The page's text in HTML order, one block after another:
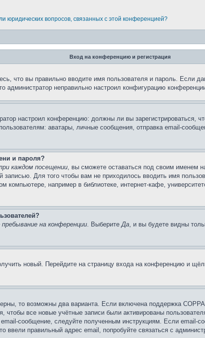
юридических вопросов, связанных с этой конференцией?
Вход на конференцию и регистрация
что вы правильно вводите имя пользователя и пароль. Если
неправильно настроил конфигурацию
настроил конференцию: должны ли вы зарегистрироваться,
аватары, личные сообщения, отправка email-
и пароля?
каждом посещении, вы сможете оставаться под своим именем
записью. Для того чтобы вам не приходилось вводить имя
компьютере, например в библиотеке, интернет-кафе,
на конференции. ВыберитеДа, и вы будете видны
новый. Перейдите на страницу входа на конференцию и
то возможны два варианта. Если включена поддержка
чтобы все новые учётные записи были активированы
сообщение, следуйте полученным инструкциям. Если email-
правильный адрес email, попробуйте связаться с